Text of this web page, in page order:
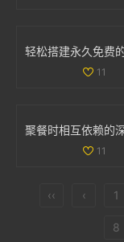
11
11
‹‹ ‹ 1
8